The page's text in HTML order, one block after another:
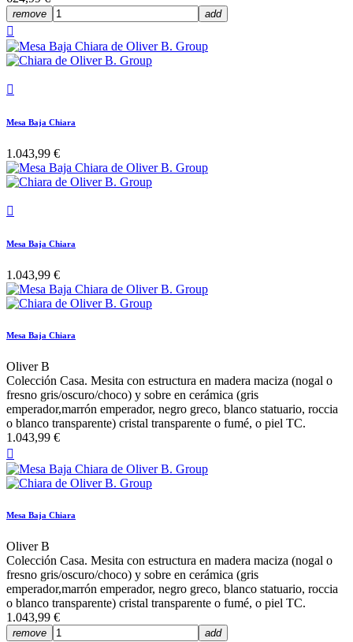
remove add


Mesa Baja Chiara
1.043,99 €

Mesa Baja Chiara
1.043,99 €
Mesa Baja Chiara
Oliver B
Colección Casa. Mesita con estructura en madera maciza (nogal o
fresno gris/oscuro/choco) y sobre en cerámica (gris
emperador,marrón emperador, negro greco, blanco statuario, roccia
o blanco transparente) cristal transparente o fumé, o piel TC.
1.043,99 €

Mesa Baja Chiara
Oliver B
Colección Casa. Mesita con estructura en madera maciza (nogal o
fresno gris/oscuro/choco) y sobre en cerámica (gris
emperador,marrón emperador, negro greco, blanco statuario, roccia
o blanco transparente) cristal transparente o fumé, o piel TC.
1.043,99 €
remove add